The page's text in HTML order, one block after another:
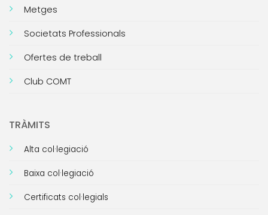
Metges
Societats Professionals
Ofertes de treball
Club COMT
TRÀMITS
Alta col·legiació
Baixa col·legiació
Certificats col·legials